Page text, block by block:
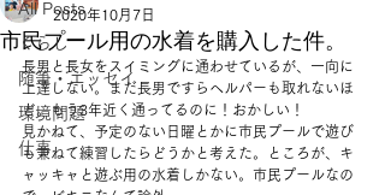
All Posts
くらし
随筆・エッセイ
環境問題
仕事
市民プール用の水着を購入した件。
2020年10月7日
長男と長女をスイミングに通わせているが、一向に
上達しない。まだ長男ですらヘルパーも取れないほ
ど。もう3年近く通ってるのに！おかしい！
見かねて、予定のない日曜とかに市民プールで遊び
も兼ねて練習したらどうかと考えた。ところが、キ
ャッキャと遊ぶ用の水着しかない。市民プールなの